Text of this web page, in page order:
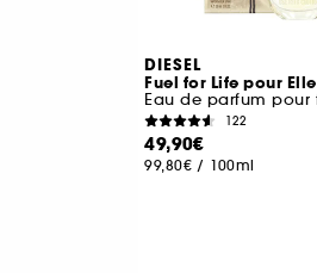
DIESEL
Fuel for Life pour Elle
122
49,90€
99,80€ / 100ml